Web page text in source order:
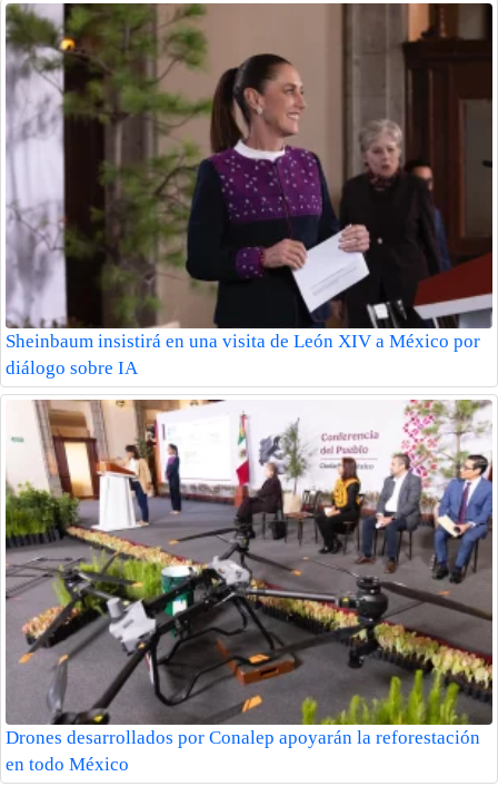
Sheinbaum insistirá en una visita de León XIV a México por
diálogo sobre IA
Drones desarrollados por Conalep apoyarán la reforestación
en todo México